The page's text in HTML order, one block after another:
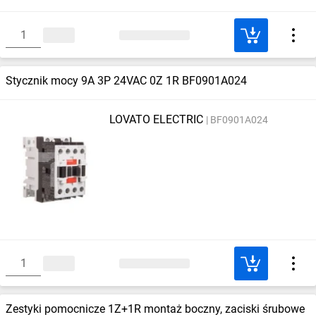
Stycznik mocy 9A 3P 24VAC 0Z 1R BF0901A024
LOVATO ELECTRIC BF0901A024
Zestyki pomocnicze 1Z+1R montaż boczny, zaciski śrubowe